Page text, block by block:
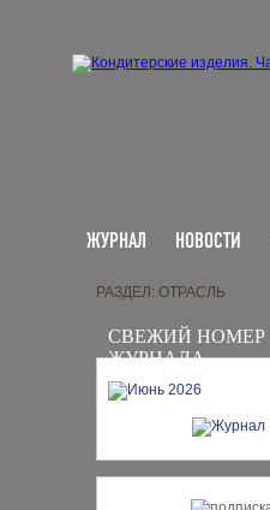
ЖУРНАЛ НОВОСТИ
СВЕЖИЙ НОМЕР
ЖУРНАЛА
РАЗДЕЛ: ОТРАСЛЬ